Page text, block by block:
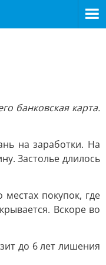
банковская карта.
на заработки. На
Застолье длилось
покупок, где
Вскоре во
до 6 лет лишения